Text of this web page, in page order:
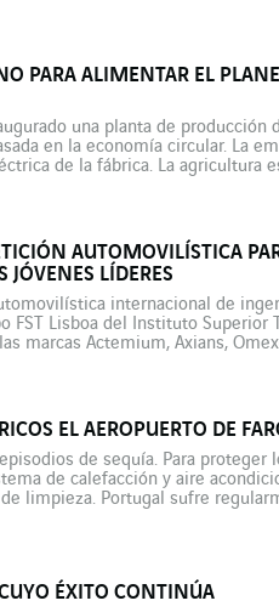
PARA ALIMENTAR EL
una planta de
en la economía circular. La
de la fábrica. La agricultura
AUTOMOVILÍSTICA
JÓVENES LÍDERES
internacional de
Lisboa del Instituto Superior
marcas Actemium, Axians,
EL AEROPUERTO DE
de sequía. Para proteger
de calefacción y aire
limpieza. Portugal sufre
ÉXITO CONTINÚA